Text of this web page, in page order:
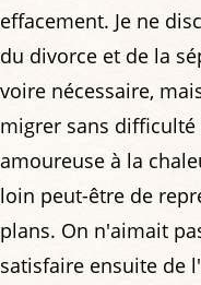
effacement. Je ne
du divorce et de la
voire nécessaire,
migrer sans
amoureuse à la
loin peut-être de
plans. On n'aimait
satisfaire ensuite de